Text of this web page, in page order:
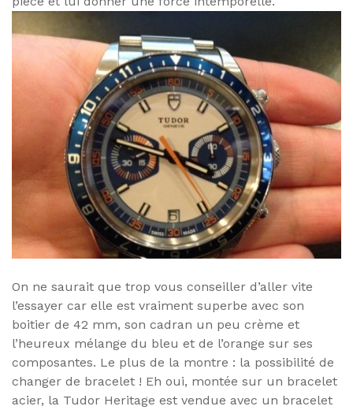
On ne saurait que trop vous conseiller d’aller vite
l’essayer car elle est vraiment superbe avec son
boitier de 42 mm, son cadran un peu crème et
l’heureux mélange du bleu et de l’orange sur ses
composantes. Le plus de la montre : la possibilité de
changer de bracelet ! Eh oui, montée sur un bracelet
acier, la Tudor Heritage est vendue avec un bracelet